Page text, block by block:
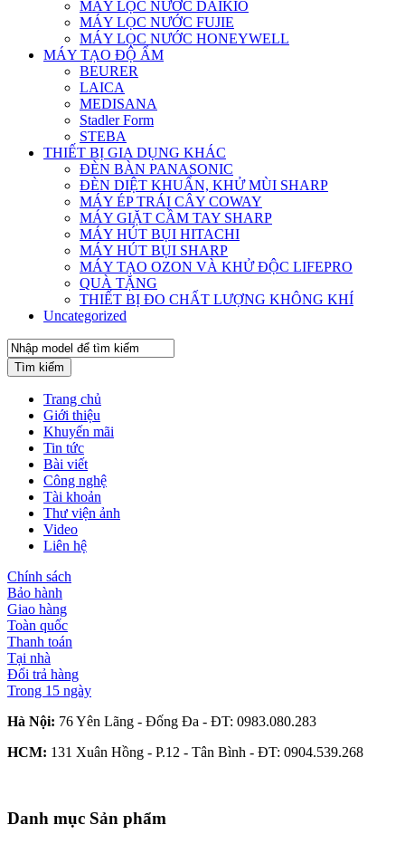
MÁY LỌC NƯỚC DAIKIO
MÁY LỌC NƯỚC FUJIE
MÁY LỌC NƯỚC HONEYWELL
MÁY TẠO ĐỘ ẨM
BEURER
LAICA
MEDISANA
Stadler Form
STEBA
THIẾT BỊ GIA DỤNG KHÁC
ĐÈN BÀN PANASONIC
ĐÈN DIỆT KHUẨN, KHỬ MÙI SHARP
MÁY ÉP TRÁI CÂY COWAY
MÁY GIẶT CẦM TAY SHARP
MÁY HÚT BỤI HITACHI
MÁY HÚT BỤI SHARP
MÁY TẠO OZON VÀ KHỬ ĐỘC LIFEPRO
QUÀ TẶNG
THIẾT BỊ ĐO CHẤT LƯỢNG KHÔNG KHÍ
Uncategorized
Tìm kiếm
Trang chủ
Giới thiệu
Khuyến mãi
Tin tức
Bài viết
Công nghệ
Tài khoản
Thư viện ảnh
Video
Liên hệ
Chính sách
Bảo hành
Giao hàng
Toàn quốc
Thanh toán
Tại nhà
Đổi trả hàng
Trong 15 ngày
Hà Nội: 76 Yên Lãng - Đống Đa - ĐT: 0983.080.283
HCM: 131 Xuân Hồng - P.12 - Tân Bình - ĐT: 0904.539.268
Danh mục Sản phẩm